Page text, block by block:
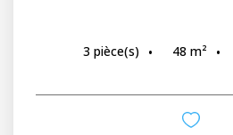
3 pièce(s) 48 m²